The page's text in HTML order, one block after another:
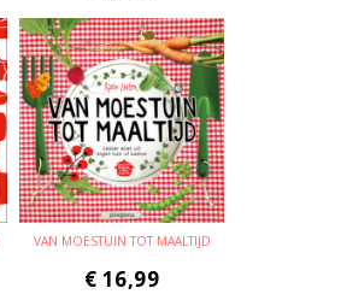
VAN MOESTUIN TOT MAALTIJD
€ 16,99